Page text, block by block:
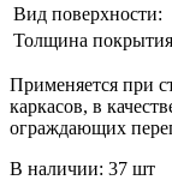
Вид поверхности:
Толщина
Применяется при
каркасов, в
ограждающих
В наличии: 37 шт